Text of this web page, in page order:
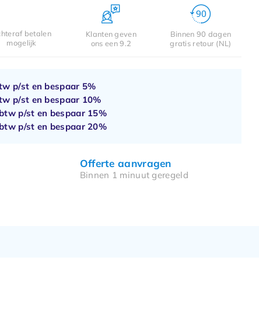
betalen
mogelijk
Klanten geven
ons een 9.2
Binnen 90 dagen
gratis retour (NL)
p/st en bespaar 5%
p/st en bespaar 10%
p/st en bespaar 15%
p/st en bespaar20%
Offerte aanvragen
Binnen 1 minuut geregeld